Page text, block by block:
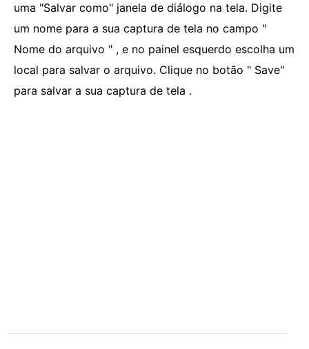
uma "Salvar como" janela de diálogo na tela. Digite
um nome para a sua captura de tela no campo "
Nome do arquivo " , e no painel esquerdo escolha um
local para salvar o arquivo. Clique no botão " Save"
para salvar a sua captura de tela .